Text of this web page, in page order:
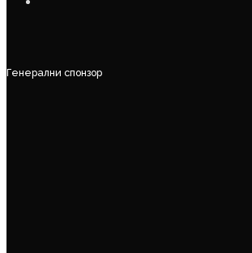
Генерални спонзор